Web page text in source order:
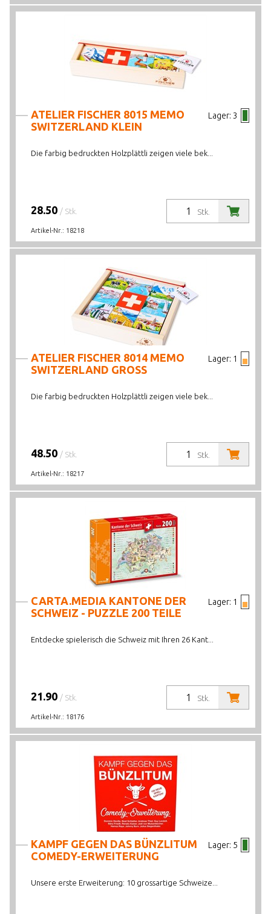
Lager: 3
ATELIER FISCHER 8015 MEMO
SWITZERLAND KLEIN
Die farbig bedruckten Holzplättli zeigen viele bek...
Stk.
28.50 / Stk.
Artikel-Nr.: 18218
Lager: 1
ATELIER FISCHER 8014 MEMO
SWITZERLAND GROSS
Die farbig bedruckten Holzplättli zeigen viele bek...
Stk.
48.50 / Stk.
Artikel-Nr.: 18217
Lager: 1
CARTA.MEDIA KANTONE DER
SCHWEIZ - PUZZLE 200 TEILE
Entdecke spielerisch die Schweiz mit Ihren 26 Kant...
Stk.
21.90 / Stk.
Artikel-Nr.: 18176
Lager: 5
KAMPF GEGEN DAS BÜNZLITUM
COMEDY-ERWEITERUNG
Unsere erste Erweiterung: 10 grossartige Schweize...